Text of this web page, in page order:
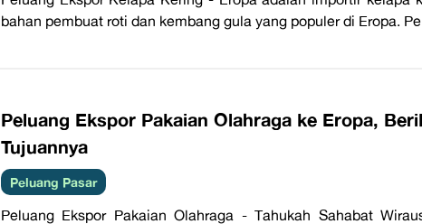
bahan pembuat roti dan kembang gula yang populer di Eropa.
Peluang Ekspor Pakaian Olahraga ke Eropa,
Tujuannya
Peluang Pasar
Peluang Ekspor Pakaian Olahraga - Tahukah Sahabat